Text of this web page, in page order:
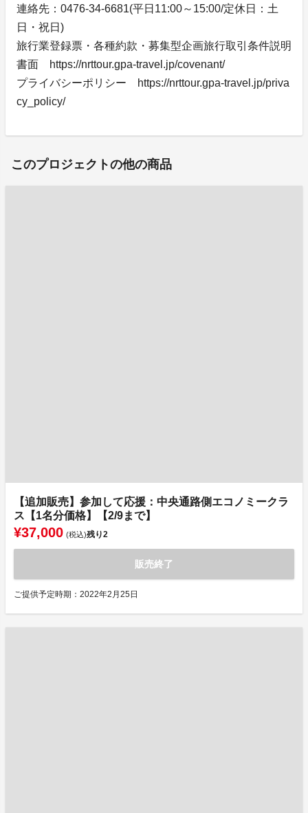
連絡先：0476-34-6681(平日11:00～15:00/定休日：土
日・祝日)
旅行業登録票・各種約款・募集型企画旅行取引条件説明
書面 https://nrttour.gpa-travel.jp/covenant/
プライバシーポリシー https://nrttour.gpa-travel.jp/priva
cy_policy/
このプロジェクトの他の商品
【追加販売】参加して応援：中央通路側エコノミークラ
ス【1名分価格】【2/9まで】
¥37,000 (税込)残り2
販売終了
ご提供予定時期：2022年2月25日